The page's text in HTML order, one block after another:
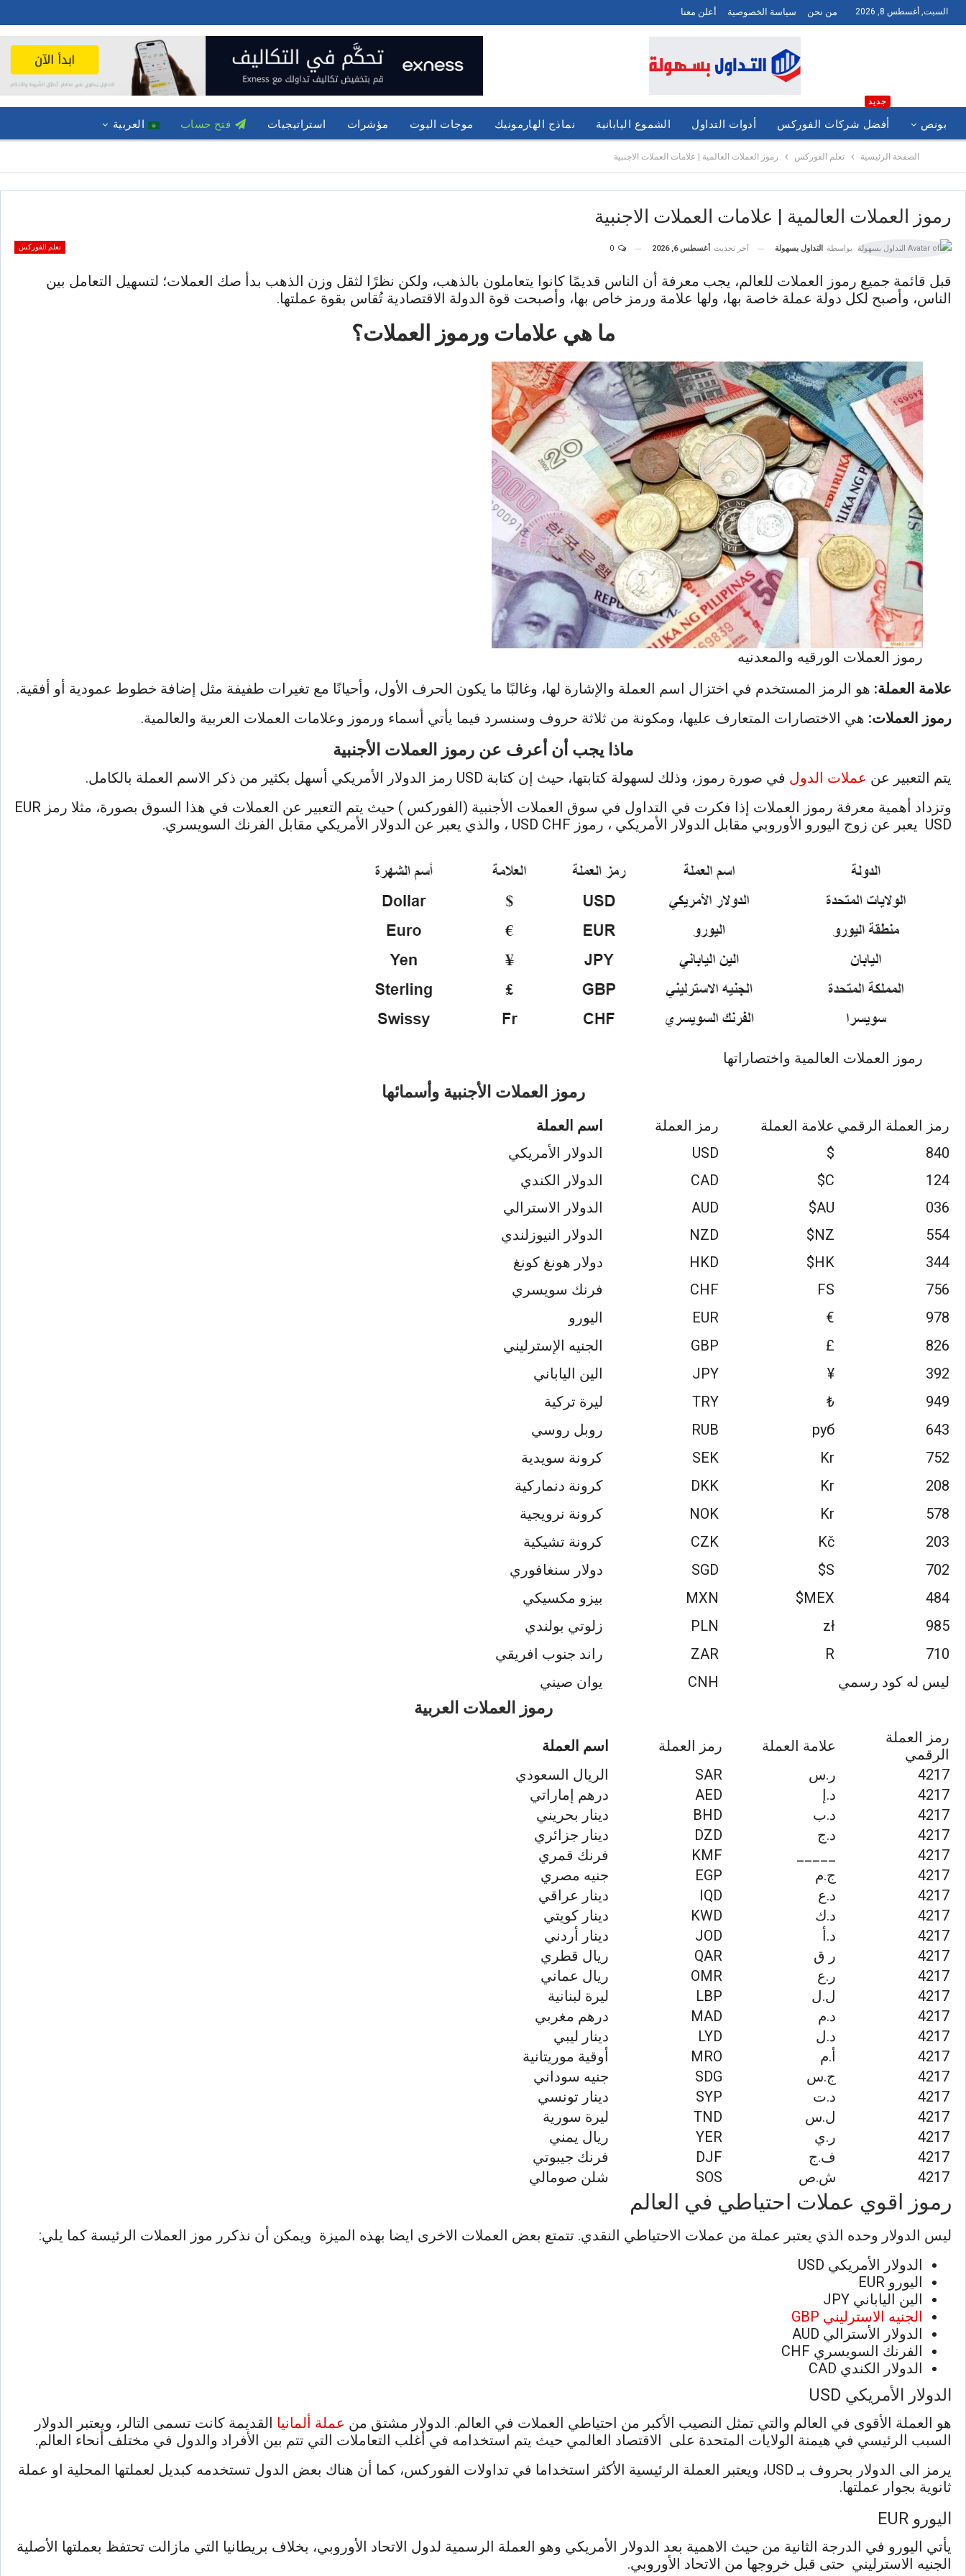
السبت, أغسطس 8, 2026 من نحن سياسة الخصوصية أعلن معنا
بونص أفضل شركات الفوركس
جديد
أدوات التداول الشموع اليابانية نماذج الهارمونيك موجات اليوت مؤشرات استراتيجيات فتح حساب العربية
الصفحة الرئيسية تعلم الفوركس رموز العملات العالمية | علامات العملات الاجنبية
رموز العملات العالمية | علامات العملات الاجنبية
تعلم الفوركس بواسطة التداول بسهولة آخر تحديث أغسطس 6, 2026
قبل قائمة جميع رموز العملات للعالم، يجب معرفة أن الناس قديمًا كانوا يتعاملون بالذهب، ولكن نظرًا لثقل وزن الذهب بدأ صك العملات؛ لتسهيل التعامل بين
الناس، وأصبح لكل دولة عملة خاصة بها، ولها علامة ورمز خاص بها، وأصبحت قوة الدولة الاقتصادية تُقاس بقوة عملتها.
ما هي علامات ورموز العملات؟
رموز العملات الورقيه والمعدنيه
علامة العملة: هو الرمز المستخدم في اختزال اسم العملة والإشارة لها، وغالبًا ما يكون الحرف الأول، وأحيانًا مع تغيرات طفيفة مثل إضافة خطوط عمودية أو أفقية.
رموز العملات: هي الاختصارات المتعارف عليها، ومكونة من ثلاثة حروف وسنسرد فيما يأتي أسماء ورموز وعلامات العملات العربية والعالمية.
ماذا يجب أن أعرف عن رموز العملات الأجنبية
يتم التعبير عن عملات الدول في صورة رموز، وذلك لسهولة كتابتها، حيث إن كتابة USD رمز الدولار الأمريكي أسهل بكثير من ذكر الاسم العملة بالكامل.
وتزداد أهمية معرفة رموز العملات إذا فكرت في التداول في سوق العملات الأجنبية (الفوركس ) حيث يتم التعبير عن العملات في هذا السوق بصورة، مثلا رمز EUR
USD يعبر عن زوج اليورو الأوروبي مقابل الدولار الأمريكي ، رموز USD CHF ، والذي يعبر عن الدولار الأمريكي مقابل الفرنك السويسري.
رموز العملات العالمية واختصاراتها
رموز العملات الأجنبية وأسمائها
رمز العملة الرقمي علامة العملة رمز العملة
اسم العملة
840
$
USD
الدولار الأمريكي
124
C$
CAD
الدولار الكندي
036
AU$
AUD
الدولار الاسترالي
554
NZ$
NZD
الدولار النيوزلندي
344
HK$
HKD
دولار هونغ كونغ
756
FS
CHF
فرنك سويسري
978
€
EUR
اليورو
826
£
GBP
الجنيه الإسترليني
392
¥
JPY
الين الياباني
949
₺
TRY
ليرة تركية
643
руб
RUB
روبل روسي
752
Kr
SEK
كرونة سويدية
208
Kr
DKK
كرونة دنماركية
578
Kr
NOK
كرونة نرويجية
203
Kč
CZK
كرونة تشيكية
702
S$
SGD
دولار سنغافوري
484
MEX$
MXN
بيزو مكسيكي
985
zł
PLN
زلوتي بولندي
710
R
ZAR
راند جنوب افريقي
ليس له كود رسمي
CNH يوان صيني
رموز العملات العربية
رمز العملة
الرقمي
علامة العملة رمز العملة
اسم العملة
4217
ر.س SAR
الريال السعودي
4217
د.إ AED
درهم إماراتي
4217
د.ب BHD
دينار بحريني
4217
د.ج DZD
دينار جزائري
4217
KMF
فرنك قمري
4217
ج.م EGP
جنيه مصري
4217
د.ع IQD
دينار عراقي
4217
د.ك KWD
دينار كويتي
4217
د.أ JOD
دينار أردني
4217
ر ق QAR
ريال قطري
4217
ر.ع OMR
ريال عماني
4217
ل.ل LBP
ليرة لبنانية
4217
د.م MAD
درهم مغربي
4217
د.ل LYD
دينار ليبي
4217
أ.م MRO
أوقية موريتانية
4217
ج.س SDG
جنيه سوداني
4217
د.ت SYP
دينار تونسي
4217
ل.س TND
ليرة سورية
4217
ر.ي YER
ريال يمني
4217
ف.ج DJF
فرنك جيبوتي
4217
ش.ص SOS شلن صومالي
رموز اقوي عملات احتياطي في العالم
ليس الدولار وحده الذي يعتبر عملة من عملات الاحتياطي النقدي. تتمتع بعض العملات الاخرى ايضا بهذه الميزة ويمكن أن نذكرر موز العملات الرئيسة كما يلي:
الدولار الأمريكي USD
اليورو EUR
الين الياباني JPY
الجنيه الاسترليني GBP
الدولار الأسترالي AUD
الفرنك السويسري CHF
الدولار الكندي CAD
الدولار الأمريكي USD
هو العملة الأقوى في العالم والتي تمثل النصيب الأكبر من احتياطي العملات في العالم. الدولار مشتق من عملة ألمانيا القديمة كانت تسمى التالر، ويعتبر الدولار
السبب الرئيسي في هيمنة الولايات المتحدة على الاقتصاد العالمي حيث يتم استخدامه في أغلب التعاملات التي تتم بين الأفراد والدول في مختلف أنحاء العالم.
يرمز الى الدولار بحروف بـ USD، ويعتبر العملة الرئيسية الأكثر استخداما في تداولات الفوركس، كما أن هناك بعض
الدول تستخدمه كبديل لعملتها المحلية او عملة
ثانوية بجوار عملتها.
اليورو EUR
يأتي اليورو في الدرجة الثانية من حيث الاهمية بعد الدولار الأمريكي وهو العملة الرسمية لدول الاتحاد الأوروبي، بخلاف بريطانيا التي مازالت تحتفظ بعملتها الأصلية
الجنيه الاسترليني حتى قبل خروجها من الاتحاد الأوروبي.